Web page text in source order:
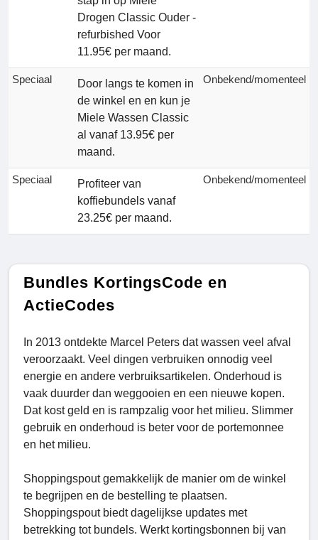
Drogen Classic Ouder -
refurbished Voor
11.95€ per maand.
Speciaal
Door langs te komen in
de winkel en en kun je
Miele Wassen Classic
al vanaf 13.95€ per
maand.
Onbekend/momenteel
Speciaal
Profiteer van
koffiebundels vanaf
23.25€ per maand.
Onbekend/momenteel
Bundles KortingsCode en
ActieCodes
In 2013 ontdekte Marcel Peters dat wassen veel afval
veroorzaakt. Veel dingen verbruiken onnodig veel
energie en andere verbruiksartikelen. Onderhoud is
vaak duurder dan weggooien en een nieuwe kopen.
Dat kost geld en is rampzalig voor het milieu. Slimmer
gebruik en onderhoud is beter voor de portemonnee
en het milieu.
Shoppingspout gemakkelijk de manier om de winkel
te begrijpen en de bestelling te plaatsen.
Shoppingspout biedt dagelijkse updates met
betrekking tot bundels. Werkt kortingsbonnen bij van